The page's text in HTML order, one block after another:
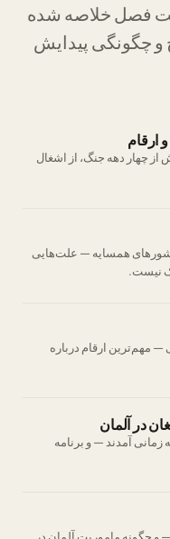
فصل خلاصه شده
و چگونگی پیدایش
ارقام
از چهار دهه جنگ، از اشغال
کشورهای همسایه — علت‌هایی
نیست.
مهم‌ترین ارقام درباره
در آلمان
زمانی آمدند — و برنامه